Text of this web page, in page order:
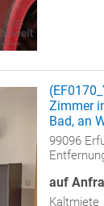
Zimmer
Bad, an
99096
auf
Kaltmiete